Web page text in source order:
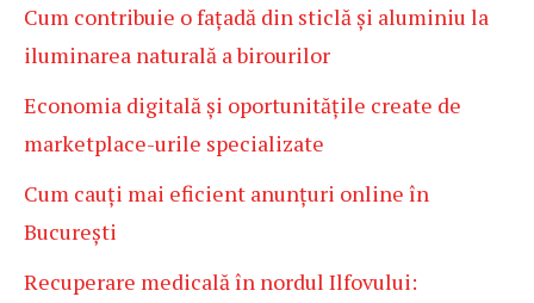
Cum contribuie o fațadă din sticlă și aluminiu la
iluminarea naturală a birourilor
Economia digitală și oportunitățile create de
marketplace-urile specializate
Cum cauți mai eficient anunțuri online în
București
Recuperare medicală în nordul Ilfovului: